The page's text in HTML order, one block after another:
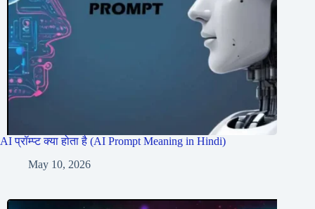
AI प्रॉम्प्ट क्या होता है (AI Prompt Meaning in Hindi)
May 10, 2026